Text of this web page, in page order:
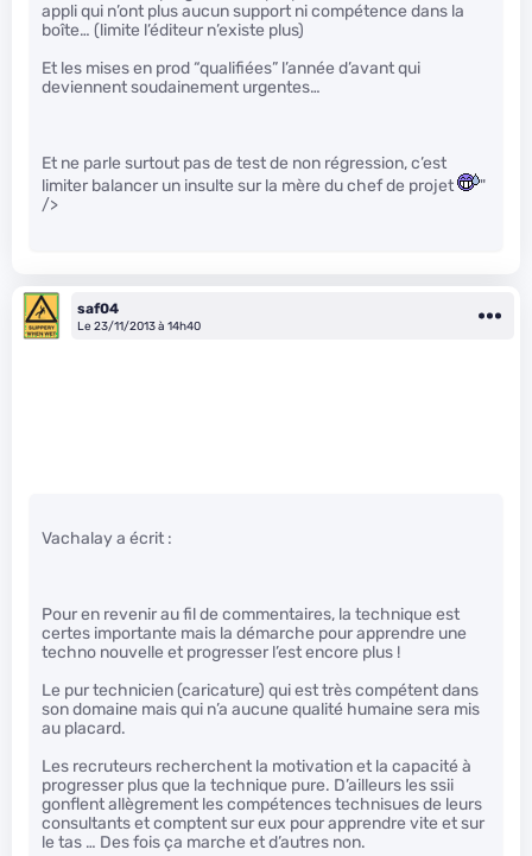
appli qui n’ont plus aucun support ni compétence dans la
boîte… (limite l’éditeur n’existe plus)
Et les mises en prod “qualifiées” l’année d’avant qui
deviennent soudainement urgentes…
Et ne parle surtout pas de test de non régression, c’est
limiter balancer un insulte sur la mère du chef de projet
"
/>
saf04
Le 23/11/2013 à 14h40
Vachalay a écrit :
Pour en revenir au fil de commentaires, la technique est
certes importante mais la démarche pour apprendre une
techno nouvelle et progresser l’est encore plus !
Le pur technicien (caricature) qui est très compétent dans
son domaine mais qui n’a aucune qualité humaine sera mis
au placard.
Les recruteurs recherchent la motivation et la capacité à
progresser plus que la technique pure. D’ailleurs les ssii
gonflent allègrement les compétences technisues de leurs
consultants et comptent sur eux pour apprendre vite et sur
le tas … Des fois ça marche et d’autres non.